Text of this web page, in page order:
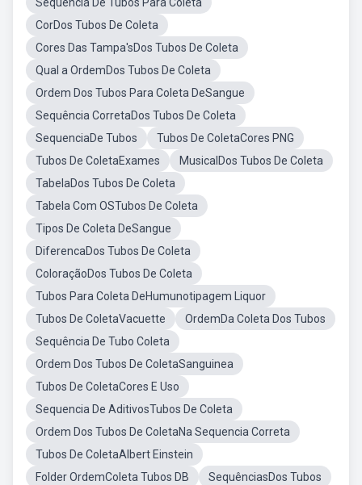
CorDos Tubos De Coleta
Cores Das Tampa'sDos Tubos De Coleta
Qual a OrdemDos Tubos De Coleta
Ordem Dos Tubos Para Coleta DeSangue
Sequência CorretaDos Tubos De Coleta
SequenciaDe Tubos
Tubos De ColetaCores PNG
Tubos De ColetaExames
MusicalDos Tubos De Coleta
TabelaDos Tubos De Coleta
Tabela Com OSTubos De Coleta
Tipos De Coleta DeSangue
DiferencaDos Tubos De Coleta
ColoraçãoDos Tubos De Coleta
Tubos Para Coleta DeHumunotipagem Liquor
Tubos De ColetaVacuette
OrdemDa Coleta Dos Tubos
Sequência De Tubo Coleta
Ordem Dos Tubos De ColetaSanguinea
Tubos De ColetaCores E Uso
Sequencia De AditivosTubos De Coleta
Ordem Dos Tubos De ColetaNa Sequencia Correta
Tubos De ColetaAlbert Einstein
Folder OrdemColeta Tubos DB
SequênciasDos Tubos